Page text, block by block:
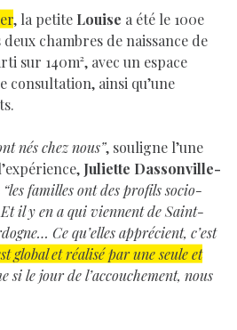
, la petite Louise a été le 100e
deux chambres de naissance de
sur 140m², avec un espace
consultation, ainsi qu’une
nés chez nous”, souligne l’une
Juliette Dassonville-
“les familles ont des profils socio-
il y en a qui viennent de Saint-
Ce qu’elles apprécient, c’est
global et réalisé par une seule et
si le jour de l’accouchement, nous